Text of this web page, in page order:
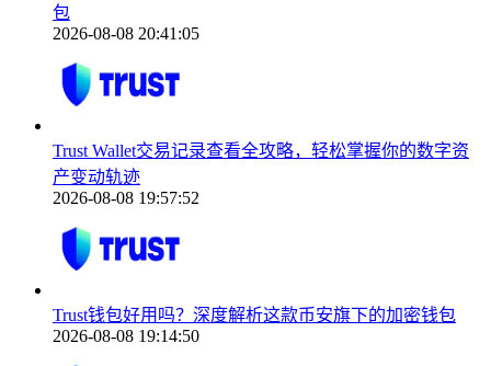
包
2026-08-08 20:41:05
Trust Wallet交易记录查看全攻略，轻松掌握你的数字资
产变动轨迹
2026-08-08 19:57:52
Trust钱包好用吗？深度解析这款币安旗下的加密钱包
2026-08-08 19:14:50